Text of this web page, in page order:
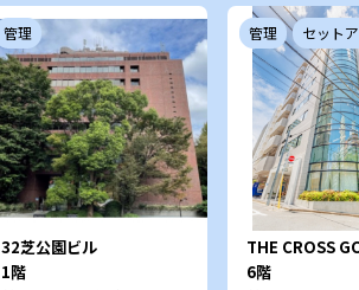
管理
32芝公園ビル
1階
管理 セット
THE CROSS
6階